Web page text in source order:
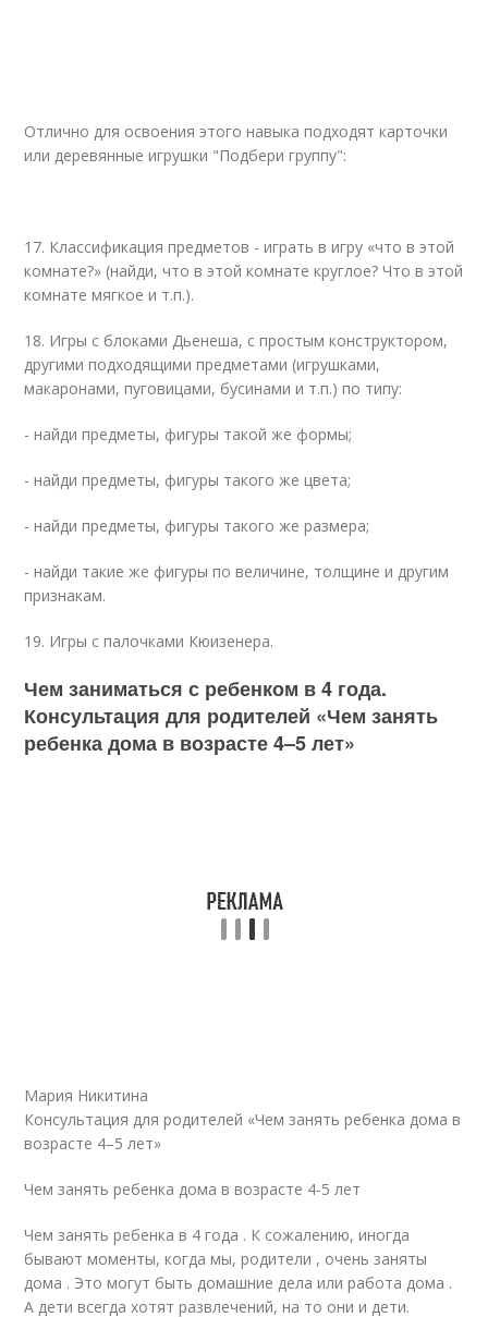
Отлично для освоения этого навыка подходят карточки
или деревянные игрушки "Подбери группу":
17. Классификация предметов - играть в игру «что в этой
комнате?» (найди, что в этой комнате круглое? Что в этой
комнате мягкое и т.п.).
18. Игры с блоками Дьенеша, с простым конструктором,
другими подходящими предметами (игрушками,
макаронами, пуговицами, бусинами и т.п.) по типу:
- найди предметы, фигуры такой же формы;
- найди предметы, фигуры такого же цвета;
- найди предметы, фигуры такого же размера;
- найди такие же фигуры по величине, толщине и другим
признакам.
19. Игры с палочками Кюизенера.
Чем заниматься с ребенком в 4 года.
Консультация для родителей «Чем занять
ребенка дома в возрасте 4–5 лет»
Мария Никитина
Консультация для родителей «Чем занять ребенка дома в
возрасте 4–5 лет»
Чем занять ребенка дома в возрасте 4-5 лет
Чем занять ребенка в 4 года . К сожалению, иногда
бывают моменты, когда мы, родители , очень заняты
дома . Это могут быть домашние дела или работа дома .
А дети всегда хотят развлечений, на то они и дети.